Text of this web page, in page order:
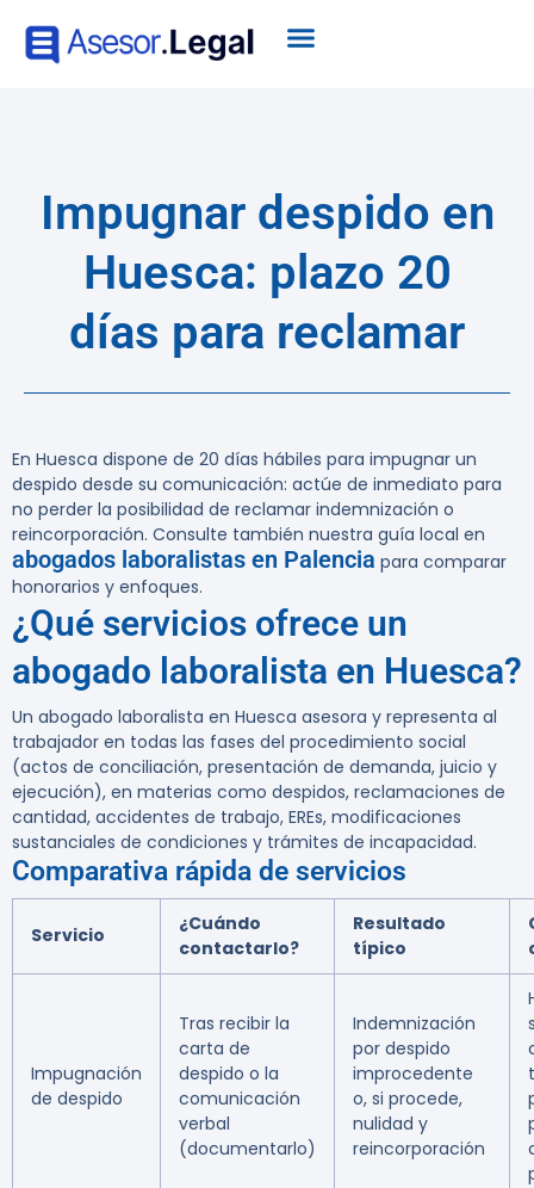
Impugnar despido en
Huesca: plazo 20
días para reclamar
En Huesca dispone de 20 días hábiles para impugnar un
despido desde su comunicación: actúe de inmediato para
no perder la posibilidad de reclamar indemnización o
reincorporación. Consulte también nuestra guía local en
abogados laboralistas en Palencia para comparar
honorarios y enfoques.
¿Qué servicios ofrece un
abogado laboralista en Huesca?
Un abogado laboralista en Huesca asesora y representa al
trabajador en todas las fases del procedimiento social
(actos de conciliación, presentación de demanda, juicio y
ejecución), en materias como despidos, reclamaciones de
cantidad, accidentes de trabajo, EREs, modificaciones
sustanciales de condiciones y trámites de incapacidad.
Comparativa rápida de servicios
Servicio
¿Cuándo
contactarlo?
Resultado
típico
Impugnación
de despido
Tras recibir la
carta de
despido o la
comunicación
verbal
(documentarlo)
Indemnización
por despido
improcedente
o, si procede,
nulidad y
reincorporación